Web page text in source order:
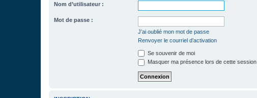
Nom d’utilisateur :
Mot de passe :
J’ai oublié mon mot de passe
Renvoyer le courriel d’activation
Se souvenir de moi
Masquer ma présence lors de cette session